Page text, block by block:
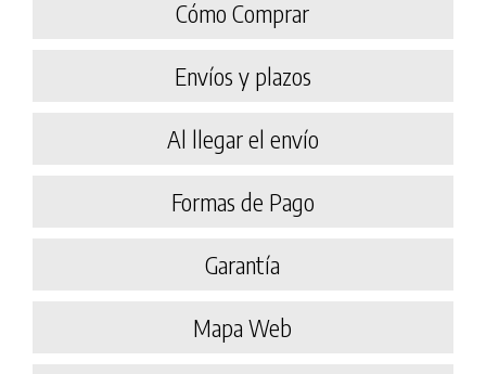
Cómo Comprar
Envíos y plazos
Al llegar el envío
Formas de Pago
Garantía
Mapa Web